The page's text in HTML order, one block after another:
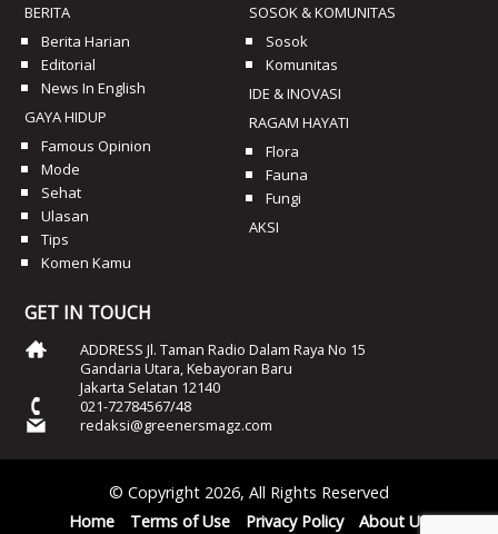
BERITA
Berita Harian
Editorial
News In English
GAYA HIDUP
Famous Opinion
Mode
Sehat
Ulasan
Tips
Komen Kamu
SOSOK & KOMUNITAS
Sosok
Komunitas
IDE & INOVASI
RAGAM HAYATI
Flora
Fauna
Fungi
AKSI
GET IN TOUCH
ADDRESS Jl. Taman Radio Dalam Raya No 15
Gandaria Utara, Kebayoran Baru
Jakarta Selatan 12140
021-72784567/48
redaksi@greenersmagz.com
© Copyright 2026, All Rights Reserved
Home
Terms of Use Privacy Policy About Us